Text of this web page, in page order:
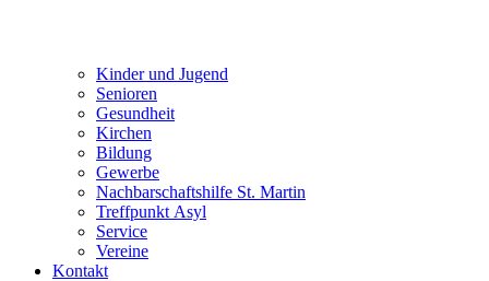
Kinder und Jugend
Senioren
Gesundheit
Kirchen
Bildung
Gewerbe
Nachbarschaftshilfe St. Martin
Treffpunkt Asyl
Service
Vereine
Kontakt